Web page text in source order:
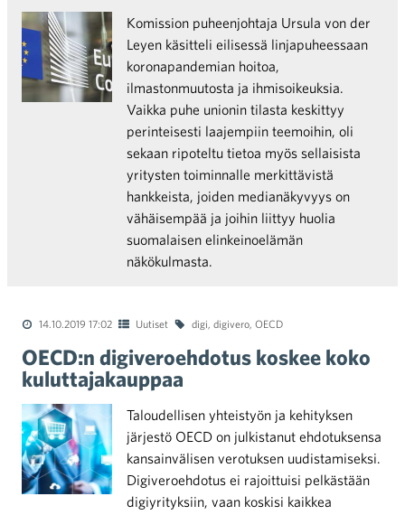
Komission puheenjohtaja Ursula von der
Leyen käsitteli eilisessä linjapuheessaan
koronapandemian hoitoa,
ilmastonmuutosta ja ihmisoikeuksia.
Vaikka puhe unionin tilasta keskittyy
perinteisesti laajempiin teemoihin, oli
sekaan ripoteltu tietoa myös sellaisista
yritysten toiminnalle merkittävistä
hankkeista, joiden medianäkyvyys on
vähäisempää ja joihin liittyy huolia
suomalaisen elinkeinoelämän
näkökulmasta.
14.10.2019 17:02 Uutiset digi, digivero, OECD
OECD:n digiveroehdotus koskee koko
kuluttajakauppaa
Taloudellisen yhteistyön ja kehityksen
järjestö OECD on julkistanut ehdotuksensa
kansainvälisen verotuksen uudistamiseksi.
Digiveroehdotus ei rajoittuisi pelkästään
digiyrityksiin, vaan koskisi kaikkea